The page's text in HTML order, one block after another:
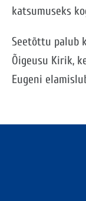
katsumuseks
Seetõttu palub
Õigeusu Kirik,
Eugeni